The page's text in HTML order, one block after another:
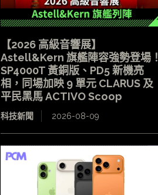
【2026 高級音響展】
Astell&Kern 旗艦陣容強勢登場！
SP4000T 黃銅版、PD5 新機亮
相，同場加映 9 單元 CLARUS 及
平民黑馬 ACTIVO Scoop
科技新聞 2026-08-09